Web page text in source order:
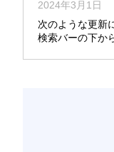
2024年3月1日
次のような更新
検索バーの下か